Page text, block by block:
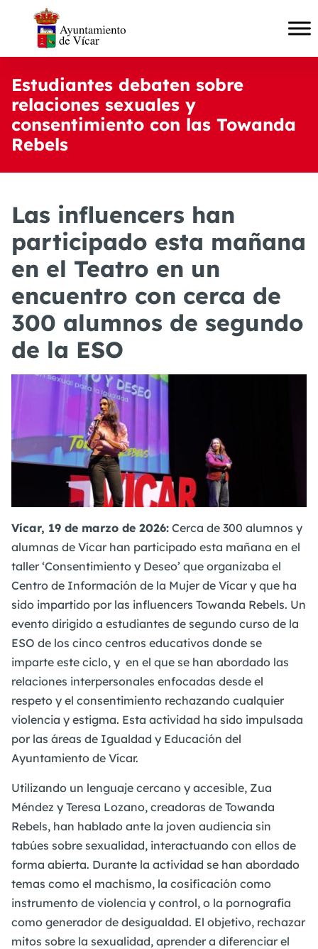
Estudiantes debaten sobre
relaciones sexuales y
consentimiento con las Towanda
Rebels
Las influencers han
participado esta mañana
en el Teatro en un
encuentro con cerca de
300 alumnos de segundo
de la ESO
Vícar, 19 de marzo de 2026: Cerca de 300 alumnos y
alumnas de Vícar han participado esta mañana en el
taller ‘Consentimiento y Deseo’ que organizaba el
Centro de Información de la Mujer de Vícar y que ha
sido impartido por las influencers Towanda Rebels. Un
evento dirigido a estudiantes de segundo curso de la
ESO de los cinco centros educativos donde se
imparte este ciclo, y en el que se han abordado las
relaciones interpersonales enfocadas desde el
respeto y el consentimiento rechazando cualquier
violencia y estigma. Esta actividad ha sido impulsada
por las áreas de Igualdad y Educación del
Ayuntamiento de Vícar.
Utilizando un lenguaje cercano y accesible, Zua
Méndez y Teresa Lozano, creadoras de Towanda
Rebels, han hablado ante la joven audiencia sin
tabúes sobre sexualidad, interactuando con ellos de
forma abierta. Durante la actividad se han abordado
temas como el machismo, la cosificación como
instrumento de violencia y control, o la pornografía
como generador de desigualdad. El objetivo, rechazar
mitos sobre la sexualidad, aprender a diferenciar el